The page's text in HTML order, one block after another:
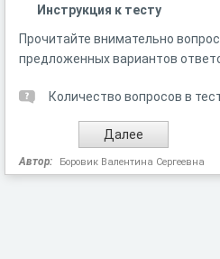
Инструкция к тесту
Прочитайте внимательно
предложенных вариантов
Количество вопросов в
Автор: Боровик Валентина Сергеевна